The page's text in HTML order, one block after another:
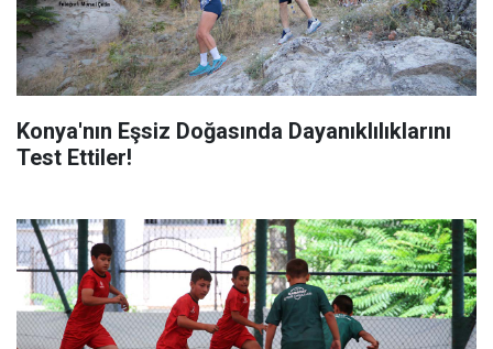
Konya'nın Eşsiz Doğasında Dayanıklılıklarını
Test Ettiler!